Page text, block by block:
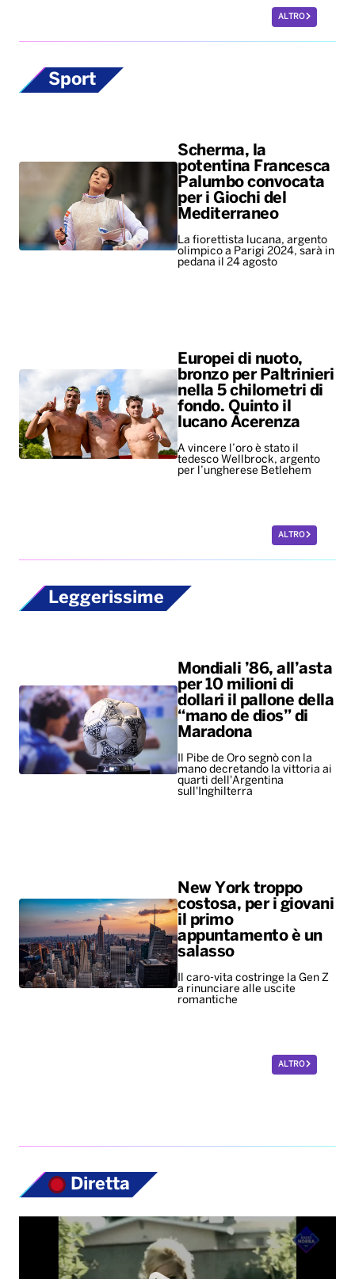
ALTRO
Sport
Scherma, la
potentina Francesca
Palumbo convocata
per i Giochi del
Mediterraneo
La fiorettista lucana, argento
olimpico a Parigi 2024, sarà in
pedana il 24 agosto
Europei di nuoto,
bronzo per Paltrinieri
nella 5 chilometri di
fondo. Quinto il
lucano Acerenza
A vincere l’oro è stato il
tedesco Wellbrock, argento
per l’ungherese Betlehem
ALTRO
Leggerissime
Mondiali ’86, all’asta
per 10 milioni di
dollari il pallone della
“mano de dios” di
Maradona
Il Pibe de Oro segnò con la
mano decretando la vittoria ai
quarti dell'Argentina
sull'Inghilterra
New York troppo
costosa, per i giovani
il primo
appuntamento è un
salasso
Il caro-vita costringe la Gen Z
a rinunciare alle uscite
romantiche
ALTRO
Diretta